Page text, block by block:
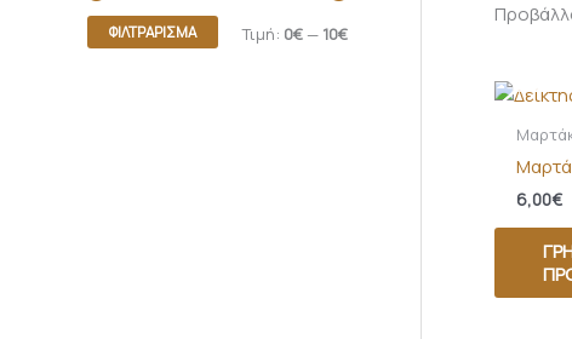
ΦΙΛΤΡΆΡΙΣΜΑ Τιμή: 0€— 10€
6,00€